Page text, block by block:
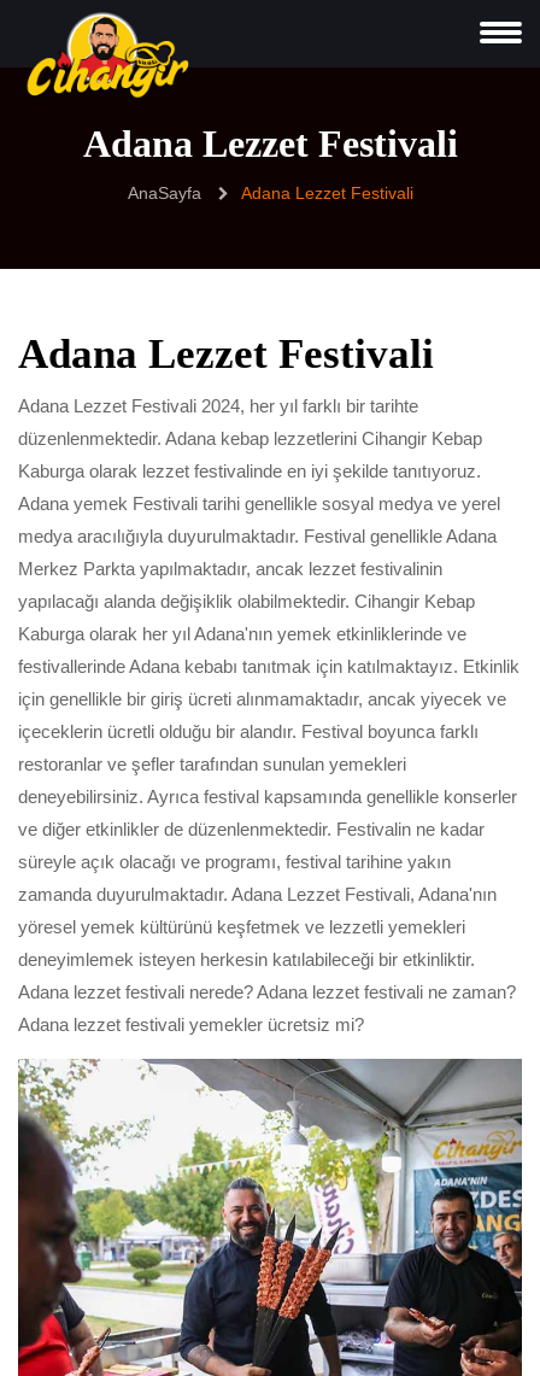
Adana Lezzet Festivali
AnaSayfa Adana Lezzet Festivali
Adana Lezzet Festivali
Adana Lezzet Festivali 2024, her yıl farklı bir tarihte
düzenlenmektedir. Adana kebap lezzetlerini Cihangir Kebap
Kaburga olarak lezzet festivalinde en iyi şekilde tanıtıyoruz.
Adana yemek Festivali tarihi genellikle sosyal medya ve yerel
medya aracılığıyla duyurulmaktadır. Festival genellikle Adana
Merkez Parkta yapılmaktadır, ancak lezzet festivalinin
yapılacağı alanda değişiklik olabilmektedir. Cihangir Kebap
Kaburga olarak her yıl Adana'nın yemek etkinliklerinde ve
festivallerinde Adana kebabı tanıtmak için katılmaktayız. Etkinlik
için genellikle bir giriş ücreti alınmamaktadır, ancak yiyecek ve
içeceklerin ücretli olduğu bir alandır. Festival boyunca farklı
restoranlar ve şefler tarafından sunulan yemekleri
deneyebilirsiniz. Ayrıca festival kapsamında genellikle konserler
ve diğer etkinlikler de düzenlenmektedir. Festivalin ne kadar
süreyle açık olacağı ve programı, festival tarihine yakın
zamanda duyurulmaktadır. Adana Lezzet Festivali, Adana'nın
yöresel yemek kültürünü keşfetmek ve lezzetli yemekleri
deneyimlemek isteyen herkesin katılabileceği bir etkinliktir.
Adana lezzet festivali nerede? Adana lezzet festivali ne zaman?
Adana lezzet festivali yemekler ücretsiz mi?